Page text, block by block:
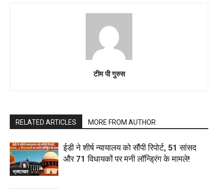
टीम पी गुरुस
RELATED ARTICLES MORE FROM AUTHOR
भ्रष्टाचार
ईडी ने शीर्ष न्यायालय को सौंपी रिपोर्ट, 51 सांसद
और 71 विधायकों पर मनी लॉन्ड्रिंग के मामले!